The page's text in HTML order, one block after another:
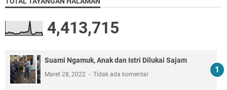
4,413,715
Suami Ngamuk, Anak dan Istri Dilukai Sajam
Maret 28, 2022 Tidak ada komentar